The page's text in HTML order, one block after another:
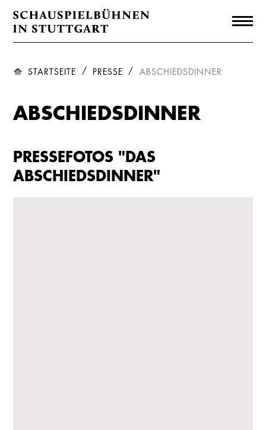
STARTSEITE PRESSE ABSCHIEDSDINNER
ABSCHIEDSDINNER
PRESSEFOTOS "DAS
ABSCHIEDSDINNER"